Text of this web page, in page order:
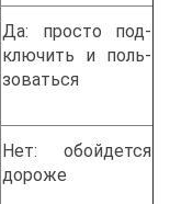
Да: про­сто под­
клю­чить и поль­
зо­вать­ся
Нет: обой­дет­ся
до­ро­же